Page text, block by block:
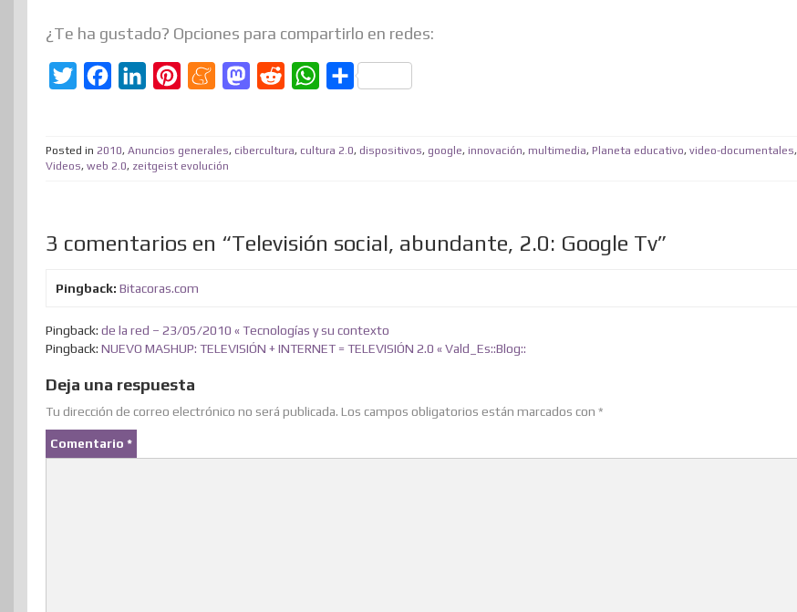
¿Te ha gustado? Opciones para compartirlo en redes:
t
r
e
o
k
I
t
e
t
M
e
M
t
o
d
W
t
p
C
p
t
Posted in 2010, Anuncios generales, cibercultura, cultura 2.0, dispositivos, google, innovación, multimedia, Planeta educativo, video-documentales,
Videos, web 2.0, zeitgeist evolución
3 comentarios en “Televisión social, abundante, 2.0: Google Tv”
Pingback: Bitacoras.com
Pingback: de la red – 23/05/2010 « Tecnologías y su contexto
Pingback: NUEVO MASHUP: TELEVISIÓN + INTERNET = TELEVISIÓN 2.0 « Vald_Es::Blog::
Deja una respuesta
Tu dirección de correo electrónico no será publicada. Los campos obligatorios están marcados con *
Comentario *